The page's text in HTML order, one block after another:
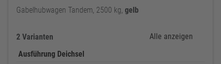
Gabelhubwagen Tandem, 2500 kg, gelb
2 Varianten
Alle anzeigen
Ausführung Deichsel